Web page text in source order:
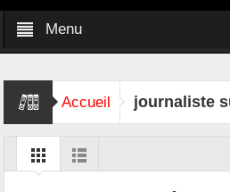
Menu
Accueil journaliste